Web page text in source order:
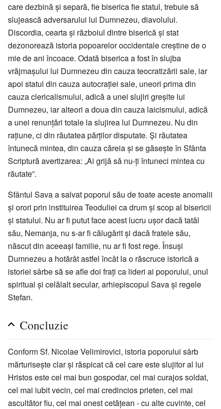
care dezbină și separă, fie biserica fie statul, trebuie să
slujească adversarului lui Dumnezeu, diavolului.
Discordia, cearta și războiul dintre biserică și stat
dezonorează istoria popoarelor occidentale creștine de o
mie de ani încoace. Odată biserica a fost în slujba
vrăjmașului lui Dumnezeu din cauza teocratizării sale, iar
apoi statul din cauza autocrației sale, uneori prima din
cauza clericalismului, adică a unei slujiri greșite lui
Dumnezeu, iar alteori a doua din cauza laicismului, adică
a unei renunțări totale la slujirea lui Dumnezeu. Nu din
rațiune, ci din răutatea părților disputate. Și răutatea
întunecă mintea, din cauza căreia și se găsește în Sfânta
Scriptură avertizarea: „Ai grijă să nu-ți întuneci mintea cu
răutate”.
Sfântul Sava a salvat poporul său de toate aceste anomalii
și orori prin instituirea Teoduliei ca drum și scop al bisericii
și statului. Nu ar fi putut face acest lucru ușor dacă tatăl
său, Nemanja, nu s-ar fi călugărit și dacă fratele său,
născut din aceeași familie, nu ar fi fost rege. Însuși
Dumnezeu a hotărât astfel încât la o răscruce istorică a
istoriei sârbe să se afle doi frați ca lideri ai poporului, unul
spiritual și celălalt secular, arhiepiscopul Sava și regele
Stefan.
Concluzie
Conform Sf. Nicolae Velimirovici, istoria poporului sârb
mărturisește clar și răspicat că cel care este slujitor al lui
Hristos este cel mai bun gospodar, cel mai curajos soldat,
cel mai iubit vecin, cel mai credincios prieten, cel mai
ascultător fiu, cel mai onest cetățean - cu alte cuvinte, cel